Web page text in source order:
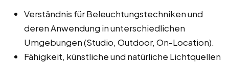
Verständnis für Beleuchtungstechniken und
deren Anwendung in unterschiedlichen
Umgebungen (Studio, Outdoor, On-Location).
Fähigkeit, künstliche und natürliche Lichtquellen